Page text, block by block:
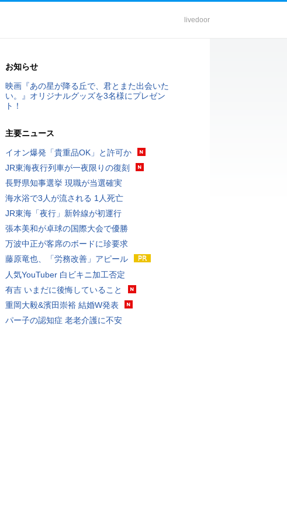
livedoor
お知らせ
映画『あの星が降る丘で、君とまた出会いた
い。』オリジナルグッズを3名様にプレゼン
ト！
主要ニュース
イオン爆発「貴重品OK」と許可か
JR東海夜行列車が一夜限りの復刻
長野県知事選挙 現職が当選確実
海水浴で3人が流される 1人死亡
JR東海「夜行」新幹線が初運行
張本美和が卓球の国際大会で優勝
万波中正が客席のボードに珍要求
藤原竜也、「労務改善」アピール
人気YouTuber 白ビキニ加工否定
有吉 いまだに後悔していること
重岡大毅&濱田崇裕 結婚W発表
パー子の認知症 老老介護に不安